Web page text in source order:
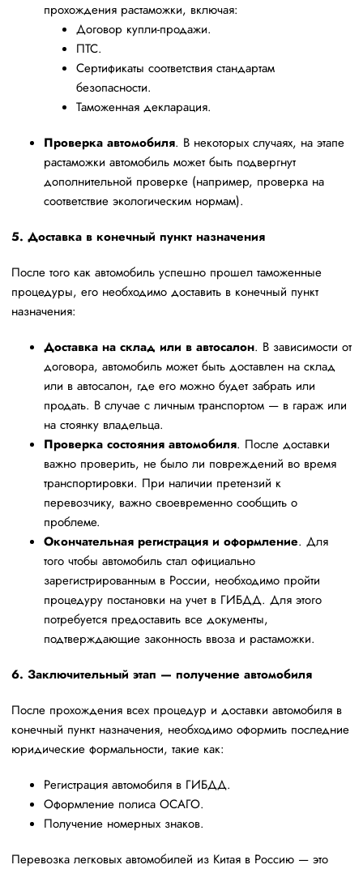
прохождения растаможки, включая:
Договор купли-продажи.
ПТС.
Сертификаты соответствия стандартам
безопасности.
Таможенная декларация.
Проверка автомобиля. В некоторых случаях, на этапе
растаможки автомобиль может быть подвергнут
дополнительной проверке (например, проверка на
соответствие экологическим нормам).
5. Доставка в конечный пункт назначения
После того как автомобиль успешно прошел таможенные
процедуры, его необходимо доставить в конечный пункт
назначения:
Доставка на склад или в автосалон. В зависимости от
договора, автомобиль может быть доставлен на склад
или в автосалон, где его можно будет забрать или
продать. В случае с личным транспортом — в гараж или
на стоянку владельца.
Проверка состояния автомобиля. После доставки
важно проверить, не было ли повреждений во время
транспортировки. При наличии претензий к
перевозчику, важно своевременно сообщить о
проблеме.
Окончательная регистрация и оформление. Для
того чтобы автомобиль стал официально
зарегистрированным в России, необходимо пройти
процедуру постановки на учет в ГИБДД. Для этого
потребуется предоставить все документы,
подтверждающие законность ввоза и растаможки.
6. Заключительный этап — получение автомобиля
После прохождения всех процедур и доставки автомобиля в
конечный пункт назначения, необходимо оформить последние
юридические формальности, такие как:
Регистрация автомобиля в ГИБДД.
Оформление полиса ОСАГО.
Получение номерных знаков.
Перевозка легковых автомобилей из Китая в Россию — это